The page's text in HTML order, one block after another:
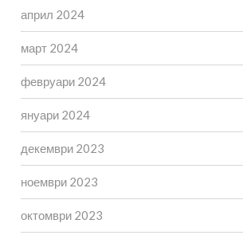
април 2024
март 2024
февруари 2024
януари 2024
декември 2023
ноември 2023
октомври 2023